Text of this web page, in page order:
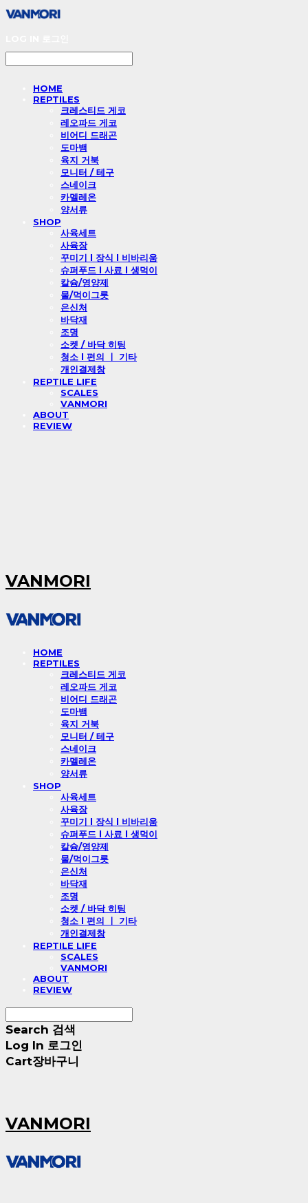
HOME
REPTILES
크레스티드 게코
레오파드 게코
비어디 드래곤
도마뱀
육지 거북
모니터 / 테구
스네이크
카멜레온
양서류
SHOP
사육세트
사육장
꾸미기 l 장식 l 비바리움
슈퍼푸드 l 사료 l 생먹이
칼슘/영양제
물/먹이그릇
은신처
바닥재
조명
소켓 / 바닥 히팅
청소 l 편의 ㅣ 기타
개인결제창
REPTILE LIFE
SCALES
VANMORI
ABOUT
REVIEW
VANMORI
HOME
REPTILES
크레스티드 게코
레오파드 게코
비어디 드래곤
도마뱀
육지 거북
모니터 / 테구
스네이크
카멜레온
양서류
SHOP
사육세트
사육장
꾸미기 l 장식 l 비바리움
슈퍼푸드 l 사료 l 생먹이
칼슘/영양제
물/먹이그릇
은신처
바닥재
조명
소켓 / 바닥 히팅
청소 l 편의 ㅣ 기타
개인결제창
REPTILE LIFE
SCALES
VANMORI
ABOUT
REVIEW
Search 검색
Log In 로그인
Cart장바구니
VANMORI